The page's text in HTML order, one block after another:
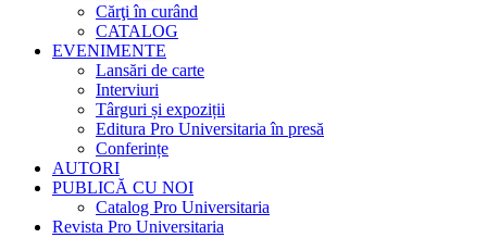
Cărţi în curând
CATALOG
EVENIMENTE
Lansări de carte
Interviuri
Târguri și expoziții
Editura Pro Universitaria în presă
Conferințe
AUTORI
PUBLICĂ CU NOI
Catalog Pro Universitaria
Revista Pro Universitaria